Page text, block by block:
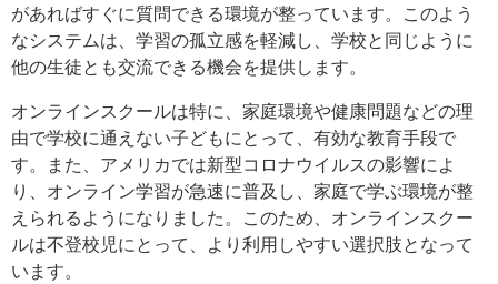
があればすぐに質問できる環境が整っています。このよう
なシステムは、学習の孤立感を軽減し、学校と同じように
他の生徒とも交流できる機会を提供します。
オンラインスクールは特に、家庭環境や健康問題などの理
由で学校に通えない子どもにとって、有効な教育手段で
す。また、アメリカでは新型コロナウイルスの影響によ
り、オンライン学習が急速に普及し、家庭で学ぶ環境が整
えられるようになりました。このため、オンラインスクー
ルは不登校児にとって、より利用しやすい選択肢となって
います。